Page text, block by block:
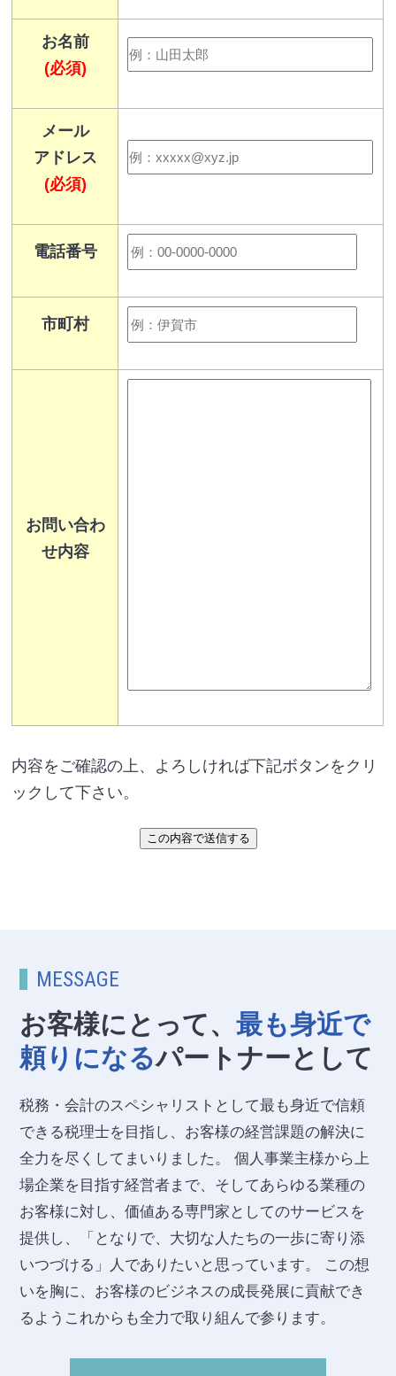
お名前
(必須)
メール
アドレス
(必須)
電話番号
市町村
お問い合わ
せ内容
内容をご確認の上、よろしければ下記ボタンをクリ
ックして下さい。
MESSAGE
お客様にとって、最も身近で
頼りになるパートナーとして
税務・会計のスペシャリストとして最も身近で信頼
できる税理士を目指し、お客様の経営課題の解決に
全力を尽くしてまいりました。 個人事業主様から上
場企業を目指す経営者まで、そしてあらゆる業種の
お客様に対し、価値ある専門家としてのサービスを
提供し、「となりで、大切な人たちの一歩に寄り添
いつづける」人でありたいと思っています。 この想
いを胸に、お客様のビジネスの成長発展に貢献でき
るようこれからも全力で取り組んで参ります。